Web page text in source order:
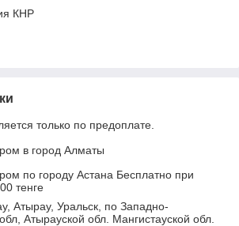
КНР
только по предоплате.
в город Алматы
по городу Астана Бесплатно при
тенге
Атырау, Уральск, по Западно-
Атырауской обл. Мангистауской обл.